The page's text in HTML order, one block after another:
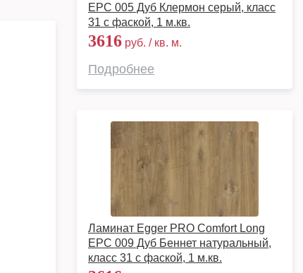
EPC 005 Дуб Клермон серый, класс
31 с фаской, 1 м.кв.
3616 руб. / кв. м.
Подробнее
Ламинат Egger PRO Comfort Long
EPC 009 Дуб Беннет натуральный,
класс 31 с фаской, 1 м.кв.